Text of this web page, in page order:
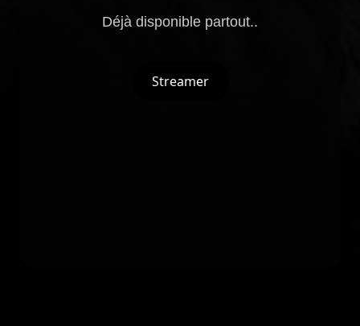
Déjà disponible partout..
Streamer